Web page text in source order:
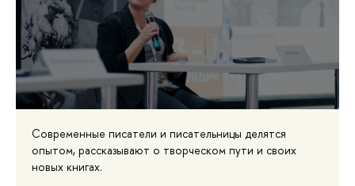
Современные писатели и писательницы делятся
опытом, рассказывают о творческом пути и своих
новых книгах.